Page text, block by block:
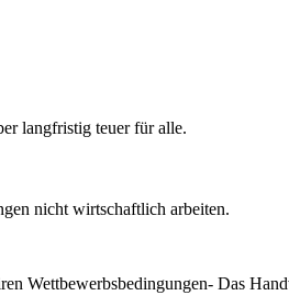
langfristig teuer für alle.
nicht wirtschaftlich arbeiten.
Das